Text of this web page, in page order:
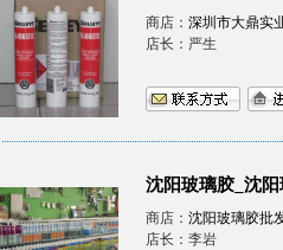
商店： 深圳市大鼎实
店长：严生
沈阳玻璃胶_沈
商店： 沈阳玻璃胶批
店长：李岩